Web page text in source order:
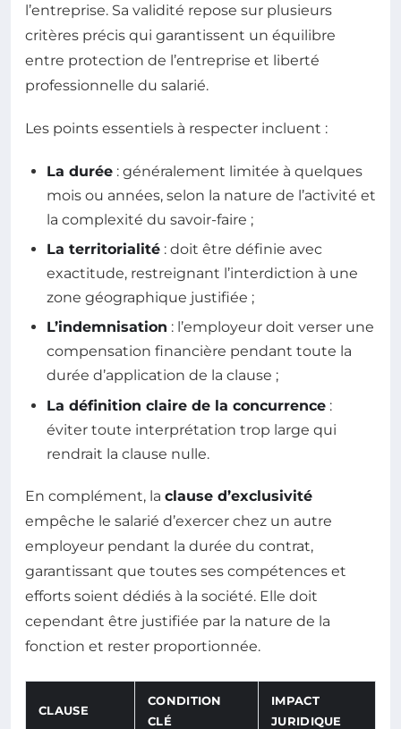
l’entreprise. Sa validité repose sur plusieurs
critères précis qui garantissent un équilibre
entre protection de l’entreprise et liberté
professionnelle du salarié.
Les points essentiels à respecter incluent :
La durée : généralement limitée à quelques
mois ou années, selon la nature de l’activité et
la complexité du savoir-faire ;
La territorialité : doit être définie avec
exactitude, restreignant l’interdiction à une
zone géographique justifiée ;
L’indemnisation : l’employeur doit verser une
compensation financière pendant toute la
durée d’application de la clause ;
La définition claire de la concurrence :
éviter toute interprétation trop large qui
rendrait la clause nulle.
En complément, la clause d’exclusivité
empêche le salarié d’exercer chez un autre
employeur pendant la durée du contrat,
garantissant que toutes ses compétences et
efforts soient dédiés à la société. Elle doit
cependant être justifiée par la nature de la
fonction et rester proportionnée.
CLAUSE
CONDITION
CLÉ
IMPACT
JURIDIQUE